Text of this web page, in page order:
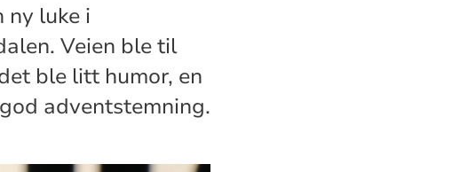
ny luke i
Veien ble til
ble litt humor, en
adventstemning.